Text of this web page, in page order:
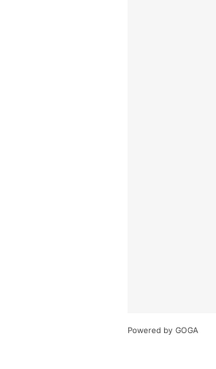
Powered by GOGA